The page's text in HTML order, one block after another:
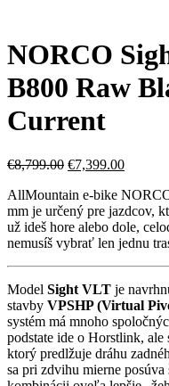
NORCO
B800 Raw
Current
€8,799.00 €7,399.00
AllMountain e-bike
mm je určený pre jazdcov,
už ideš hore alebo dole,
nemusíš vybrať len jednu
Model Sight VLT je
stavby VPSHP (Virtual
systém má mnoho
podstate ide o Horstlink,
ktorý predlžuje dráhu
sa pri zdvihu mierne